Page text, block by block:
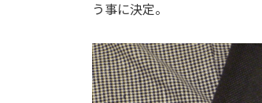
う事に決定。